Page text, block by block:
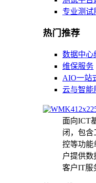
专业测试
热门推荐
数据中心
维保服务
AIO一站
云与智能
面向ICT
闭，包含
控等功能
户提供
客户IT服